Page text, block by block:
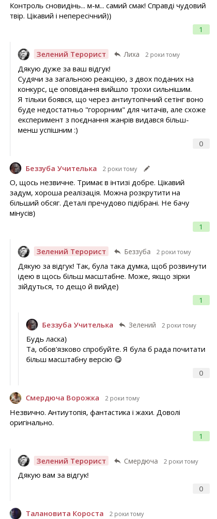
1
Контроль сновидінь... м-м... самий смак! Справді чудовий
твір. Цікавий і непересічний))
Зелений Терорист Лиха 2 роки тому
0
Дякую дуже за ваш відгук!
Судячи за загальною реакцією, з двох поданих на
конкурс, це оповідання вийшло трохи сильнішим.
Я тільки боявся, що через антиутопічний сетінг воно
буде недостатньо "горорним" для читачів, але схоже
експеримент з поєднання жанрів видався більш-
менш успішним :)
Беззуба Учителька 2 роки тому
1
О, щось незвичне. Тримає в інтизі добре. Цікавий
задум, хороша реалізація. Можна розкрутити на
більший обсяг. Деталі пречудово підібрані. Не бачу
мінусів)
Зелений Терорист Беззуба 2 роки тому
1
Дякую за відгук! Так, була така думка, щоб розвинути
ідею в щось більш масштабне. Може, якщо зірки
зійдуться, то дещо й вийде)
Беззуба Учителька Зелений 2 роки тому
0
Будь ласка)
Та, обов'язково спробуйте. Я була б рада почитати
більш масштабну версію 😋
Смердюча Ворожка 2 роки тому
1
Незвично. Антиутопія, фантастика і жахи. Доволі
оригінально.
Зелений Терорист Смердюча 2 роки тому
0
Дякую вам за відгук!
Талановита Короста 2 роки тому